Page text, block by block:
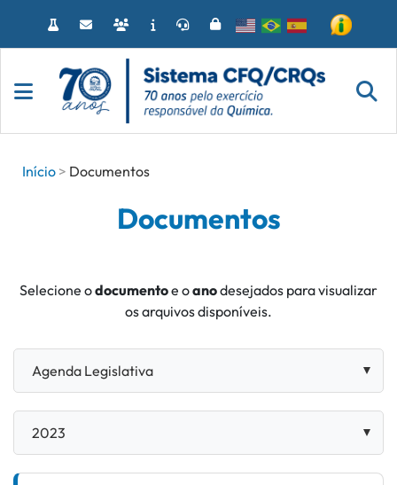
o
Início
Documentos
Documentos
Selecione odocumentoe oanodesejados para visualizar
os arquivos disponíveis.